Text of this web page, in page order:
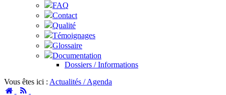
FAQ
Contact
Qualité
Témoignages
Glossaire
Documentation
Dossiers / Informations
Vous êtes ici : Actualités / Agenda
Accueil